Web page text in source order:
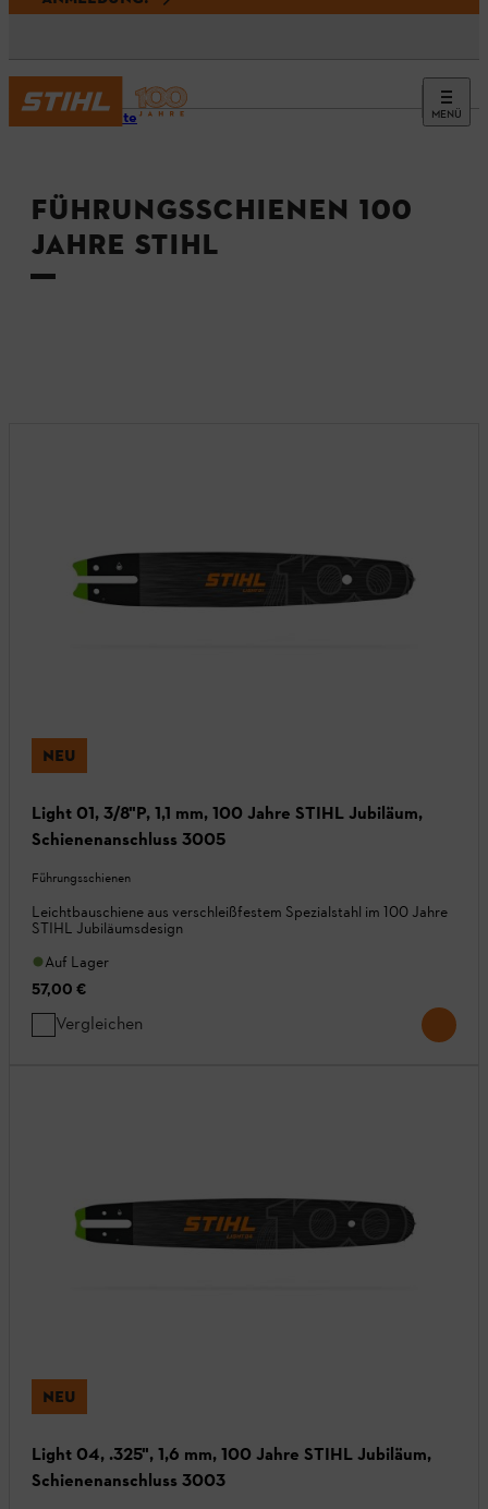
MENÜ
Startseite
FÜHRUNGSSCHIENEN 100
JAHRE STIHL
NEU
Light 01, 3/8"P, 1,1 mm, 100 Jahre STIHL Jubiläum,
Schienenanschluss 3005
Führungsschienen
Leichtbauschiene aus verschleißfestem Spezialstahl im 100 Jahre
STIHL Jubiläumsdesign
Auf Lager
57,00 €
Vergleichen
NEU
Light 04, .325", 1,6 mm, 100 Jahre STIHL Jubiläum,
Schienenanschluss 3003